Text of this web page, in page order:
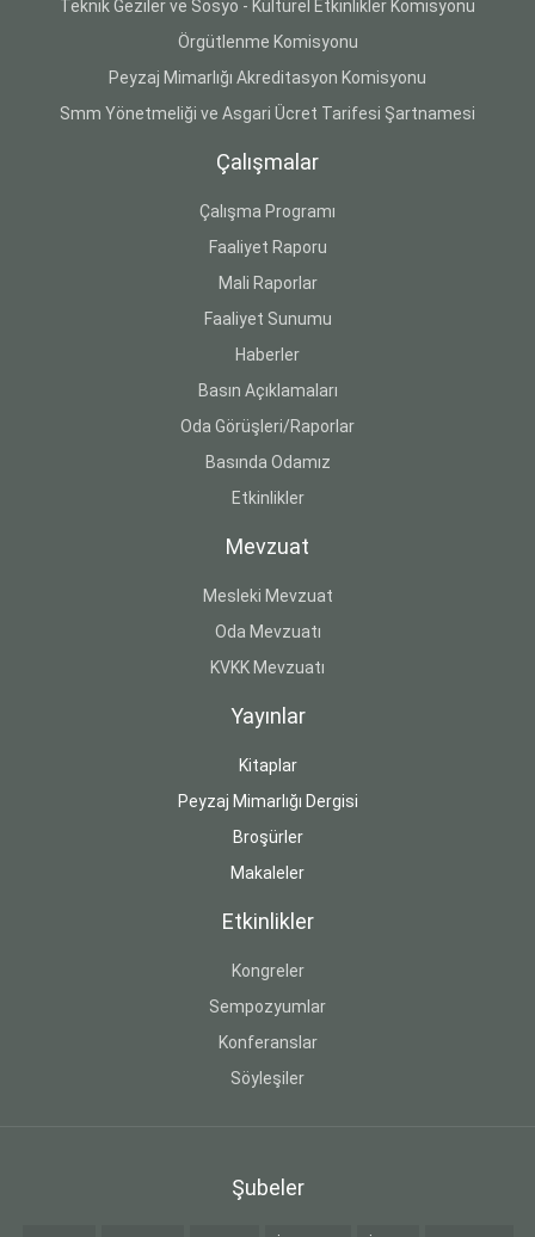
Teknik Geziler ve Sosyo - Kültürel Etkinlikler Komisyonu
Örgütlenme Komisyonu
Peyzaj Mimarlığı Akreditasyon Komisyonu
Smm Yönetmeliği ve Asgari Ücret Tarifesi Şartnamesi
Çalışmalar
Çalışma Programı
Faaliyet Raporu
Mali Raporlar
Faaliyet Sunumu
Haberler
Basın Açıklamaları
Oda Görüşleri/Raporlar
Basında Odamız
Etkinlikler
Mevzuat
Mesleki Mevzuat
Oda Mevzuatı
KVKK Mevzuatı
Yayınlar
Kitaplar
Peyzaj Mimarlığı Dergisi
Broşürler
Makaleler
Etkinlikler
Kongreler
Sempozyumlar
Konferanslar
Söyleşiler
Şubeler